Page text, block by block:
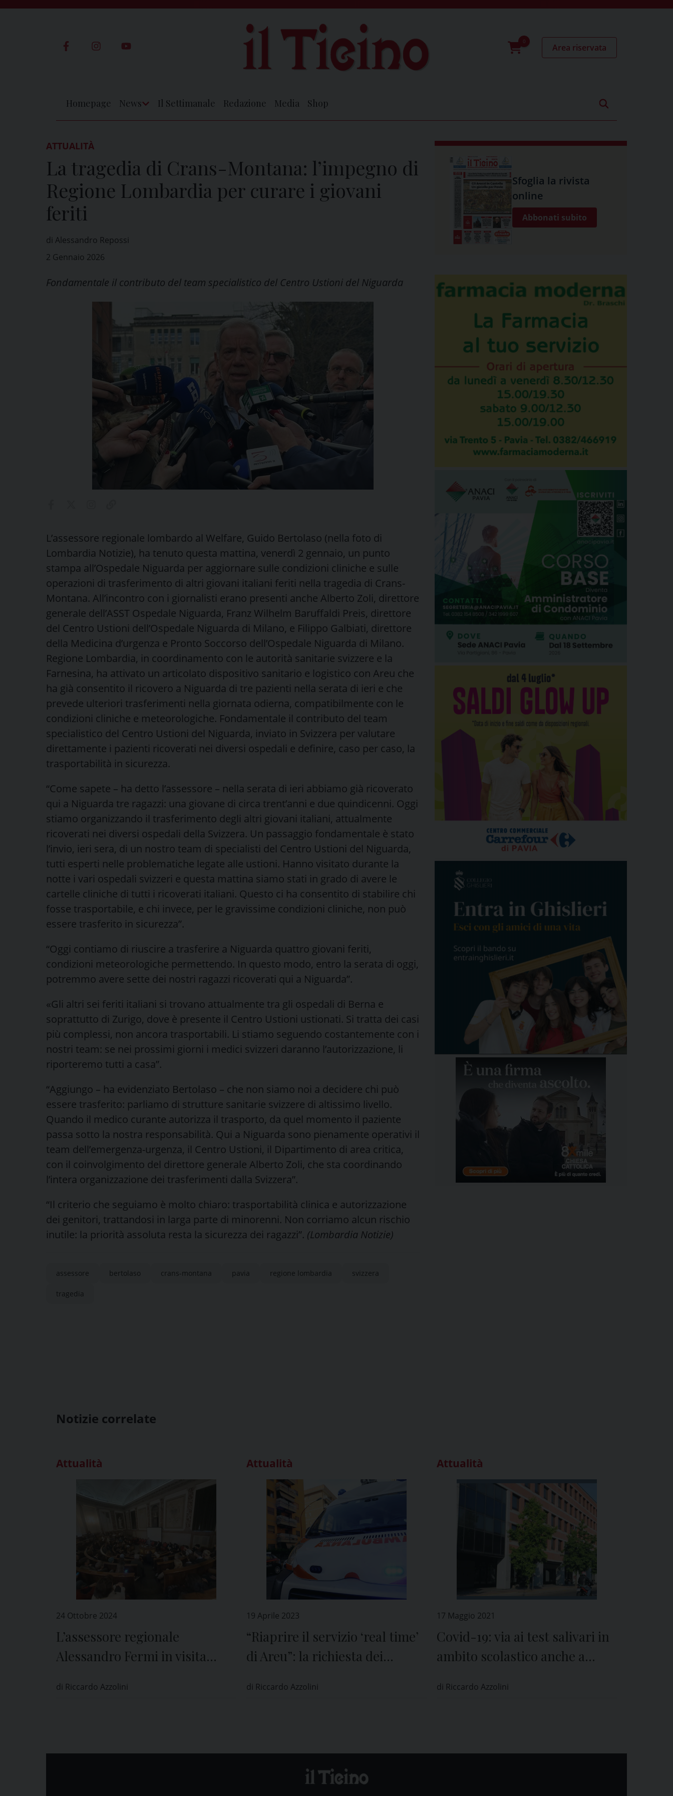
0
Area riservata
Homepage News Il Settimanale Redazione Media Shop
ATTUALITÀ
La tragedia di Crans-Montana: l’impegno di
Regione Lombardia per curare i giovani
feriti
di Alessandro Repossi
2 Gennaio 2026
Fondamentale il contributo del team specialistico del Centro Ustioni del Niguarda
L’assessore regionale lombardo al Welfare, Guido Bertolaso (nella foto di
Lombardia Notizie), ha tenuto questa mattina, venerdì 2 gennaio, un punto
stampa all’Ospedale Niguarda per aggiornare sulle condizioni cliniche e sulle
operazioni di trasferimento di altri giovani italiani feriti nella tragedia di Crans-
Montana. All’incontro con i giornalisti erano presenti anche Alberto Zoli, direttore
generale dell’ASST Ospedale Niguarda, Franz Wilhelm Baruffaldi Preis, direttore
del Centro Ustioni dell’Ospedale Niguarda di Milano, e Filippo Galbiati, direttore
della Medicina d’urgenza e Pronto Soccorso dell’Ospedale Niguarda di Milano.
Regione Lombardia, in coordinamento con le autorità sanitarie svizzere e la
Farnesina, ha attivato un articolato dispositivo sanitario e logistico con Areu che
ha già consentito il ricovero a Niguarda di tre pazienti nella serata di ieri e che
prevede ulteriori trasferimenti nella giornata odierna, compatibilmente con le
condizioni cliniche e meteorologiche. Fondamentale il contributo del team
specialistico del Centro Ustioni del Niguarda, inviato in Svizzera per valutare
direttamente i pazienti ricoverati nei diversi ospedali e definire, caso per caso, la
trasportabilità in sicurezza.
“Come sapete – ha detto l’assessore – nella serata di ieri abbiamo già ricoverato
qui a Niguarda tre ragazzi: una giovane di circa trent’anni e due quindicenni. Oggi
stiamo organizzando il trasferimento degli altri giovani italiani, attualmente
ricoverati nei diversi ospedali della Svizzera. Un passaggio fondamentale è stato
l’invio, ieri sera, di un nostro team di specialisti del Centro Ustioni del Niguarda,
tutti esperti nelle problematiche legate alle ustioni. Hanno visitato durante la
notte i vari ospedali svizzeri e questa mattina siamo stati in grado di avere le
cartelle cliniche di tutti i ricoverati italiani. Questo ci ha consentito di stabilire chi
fosse trasportabile, e chi invece, per le gravissime condizioni cliniche, non può
essere trasferito in sicurezza”.
“Oggi contiamo di riuscire a trasferire a Niguarda quattro giovani feriti,
condizioni meteorologiche permettendo. In questo modo, entro la serata di oggi,
potremmo avere sette dei nostri ragazzi ricoverati qui a Niguarda”.
«Gli altri sei feriti italiani si trovano attualmente tra gli ospedali di Berna e
soprattutto di Zurigo, dove è presente il Centro Ustioni ustionati. Si tratta dei casi
più complessi, non ancora trasportabili. Li stiamo seguendo costantemente con i
nostri team: se nei prossimi giorni i medici svizzeri daranno l’autorizzazione, li
riporteremo tutti a casa”.
“Aggiungo – ha evidenziato Bertolaso – che non siamo noi a decidere chi può
essere trasferito: parliamo di strutture sanitarie svizzere di altissimo livello.
Quando il medico curante autorizza il trasporto, da quel momento il paziente
passa sotto la nostra responsabilità. Qui a Niguarda sono pienamente operativi il
team dell’emergenza-urgenza, il Centro Ustioni, il Dipartimento di area critica,
con il coinvolgimento del direttore generale Alberto Zoli, che sta coordinando
l’intera organizzazione dei trasferimenti dalla Svizzera”.
“Il criterio che seguiamo è molto chiaro: trasportabilità clinica e autorizzazione
dei genitori, trattandosi in larga parte di minorenni. Non corriamo alcun rischio
inutile: la priorità assoluta resta la sicurezza dei ragazzi”. (Lombardia Notizie)
assessore bertolaso crans-montana pavia regione lombardia svizzera
tragedia
Sfoglia la rivista
online
Abbonati subito
Notizie correlate
Attualità
24 Ottobre 2024
L’assessore regionale
Alessandro Fermi in visita
di Riccardo Azzolini
Attualità
19 Aprile 2023
“Riaprire il servizio ‘real time’
di Areu”: la richiesta dei
di Riccardo Azzolini
Attualità
17 Maggio 2021
Covid-19: via ai test salivari in
ambito scolastico anche a
di Riccardo Azzolini